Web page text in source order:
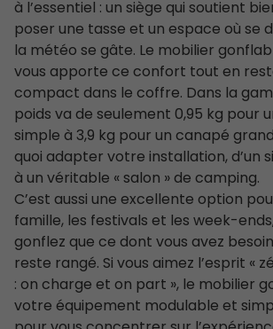
à l’essentiel : un siège qui soutient
poser une tasse et un espace où se
la météo se gâte. Le mobilier
vous apporte ce confort tout en
compact dans le coffre. Dans la
poids va de seulement 0,95 kg pour
simple à 3,9 kg pour un canapé
quoi adapter votre installation, d’un
à un véritable « salon » de camping.
C’est aussi une excellente option
famille, les festivals et les week-
gonflez que ce dont vous avez
reste rangé. Si vous aimez l’esprit «
: on charge et on part », le mobilier
votre équipement modulable et